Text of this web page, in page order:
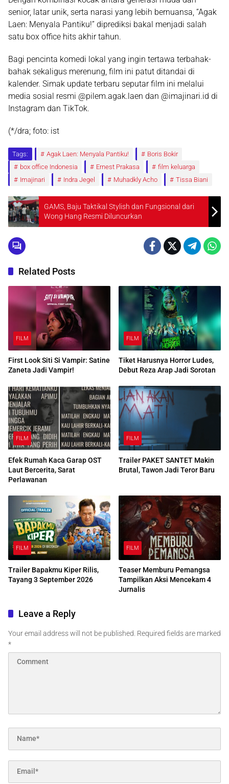
senior, latar unik, serta narasi yang lebih bernuansa, “Agak
Laen: Menyala Pantiku!” diprediksi bakal menjadi salah
satu box office hits akhir tahun.
Bagi pencinta komedi lokal yang ingin tertawa terbahak-
bahak sekaligus merenung, film ini patut ditandai di
kalender. Simak update terbaru seputar film ini melalui
media sosial resmi @pilem.agak.laen dan @imajinari.id di
Instagram dan TikTok.
(*/dra; foto: ist
Tags: Agak Laen: Menyala Pantiku!
Boris Bokir
box office Indonesia
Ernest Prakasa
film keluarga
Imajinari
Indra Jegel Muhadkly Acho Tissa Biani
GAMS, Baju Taktikal Stylish dan Fungsional dari
Wong Hang Resmi Diluncurkan
Related Posts
FILM
First Look Siti Si Vampir: Satine
Zaneta Jadi Vampir!
FILM
Tiket Harusnya Horror Ludes,
Debut Reza Arap Jadi Sorotan
FILM
Efek Rumah Kaca Garap OST
Laut Bercerita, Sarat
Perlawanan
FILM
Trailer PAKET SANTET Makin
Brutal, Tawon Jadi Teror Baru
FILM
Trailer Bapakmu Kiper Rilis,
Tayang 3 September 2026
FILM
Teaser Memburu Pemangsa
Tampilkan Aksi Mencekam 4
Jurnalis
Leave a Reply
Your email address will not be published. Required fields are marked
*